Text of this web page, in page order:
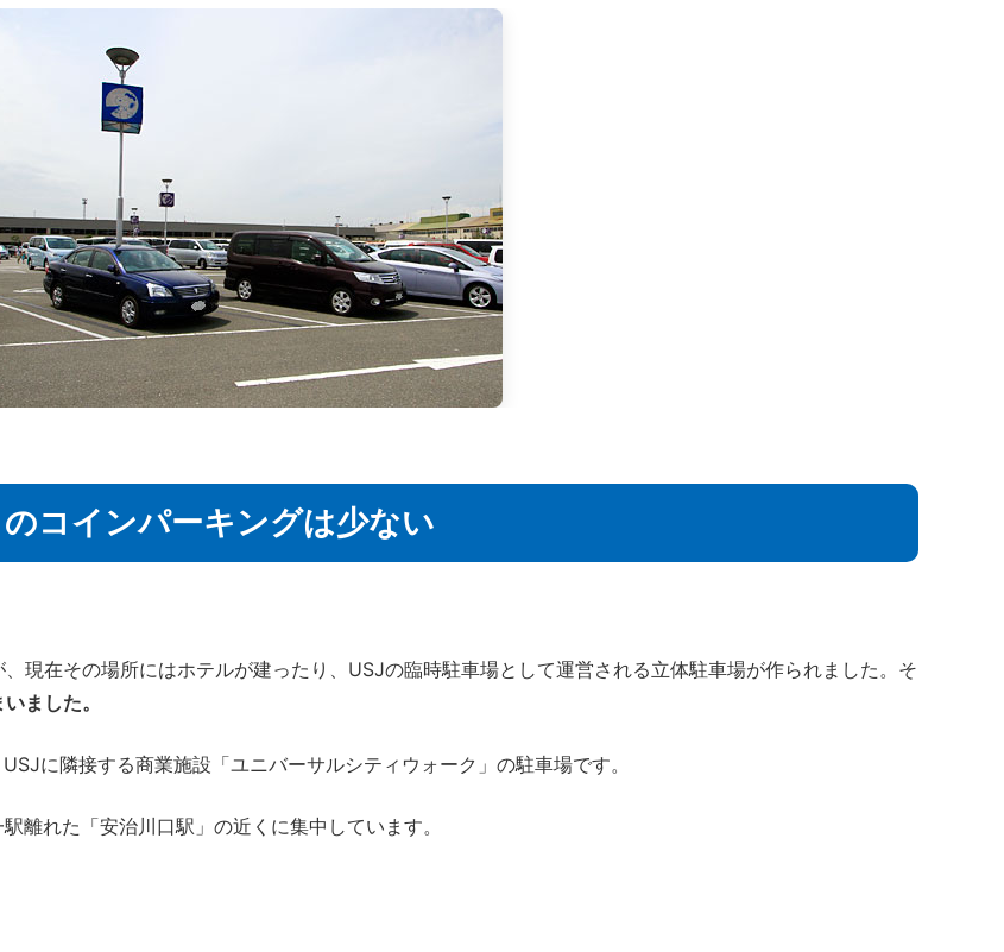
コインパーキングは少ない
現在その場所にはホテルが建ったり、USJの臨時駐車場として運営される立体駐車場が作られました。そ
ました。
に隣接する商業施設「ユニバーサルシティウォーク」の駐車場です。
離れた「安治川口駅」の近くに集中しています。